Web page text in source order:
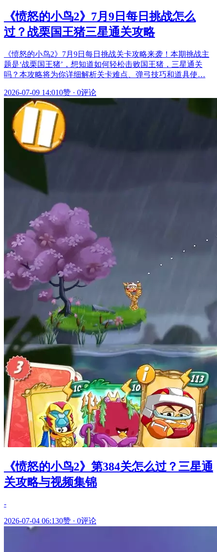
《愤怒的小鸟2》7月9日每日挑战怎么
过？战栗国王猪三星通关攻略
《愤怒的小鸟2》7月9日每日挑战关卡攻略来袭！本期挑战主
题是‘战栗国王猪’，想知道如何轻松击败国王猪，三星通关
吗？本攻略将为你详细解析关卡难点、弹弓技巧和道具使…
2026-07-09 14:010赞 · 0评论
《愤怒的小鸟2》第384关怎么过？三星通
关攻略与视频集锦
-
2026-07-04 06:130赞 · 0评论